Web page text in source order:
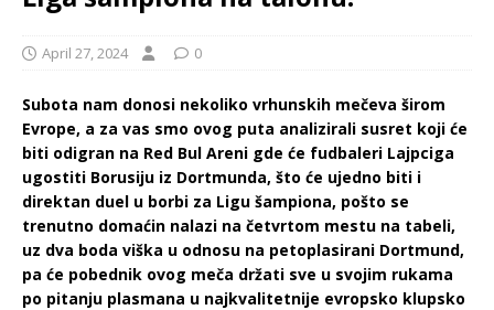
April 27, 2024 0
Subota nam donosi nekoliko vrhunskih mečeva širom
Evrope, a za vas smo ovog puta analizirali susret koji će
biti odigran na Red Bul Areni gde će fudbaleri Lajpciga
ugostiti Borusiju iz Dortmunda, što će ujedno biti i
direktan duel u borbi za Ligu šampiona, pošto se
trenutno domaćin nalazi na četvrtom mestu na tabeli,
uz dva boda viška u odnosu na petoplasirani Dortmund,
pa će pobednik ovog meča držati sve u svojim rukama
po pitanju plasmana u najkvalitetnije evropsko klupsko